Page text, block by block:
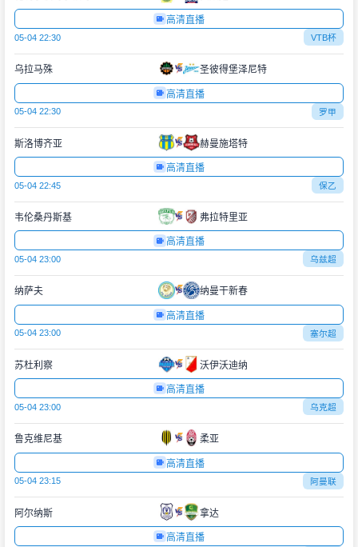
高清直播
05-04 22:30 VTB杯
乌拉马殊 圣彼得堡泽尼特
高清直播
05-04 22:30 罗甲
斯洛博齐亚 赫曼施塔特
高清直播
05-04 22:45 保乙
韦伦桑丹斯基 弗拉特里亚
高清直播
05-04 23:00 乌兹超
纳萨夫 纳曼干新春
高清直播
05-04 23:00 塞尔超
苏杜利察 沃伊沃迪纳
高清直播
05-04 23:00 乌克超
鲁克维尼基 柔亚
高清直播
05-04 23:15 阿曼联
阿尔纳斯 拿达
高清直播